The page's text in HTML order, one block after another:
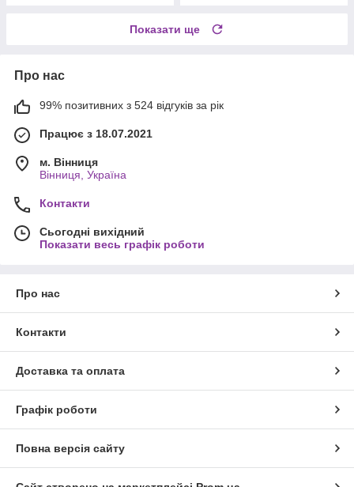
Показати ще
Про нас
99% позитивних з 524 відгуків за рік
Працює з 18.07.2021
м. Вінниця
Вінниця, Україна
Контакти
Сьогодні вихідний
Показати весь графік роботи
Про нас
Контакти
Доставка та оплата
Графік роботи
Повна версія сайту